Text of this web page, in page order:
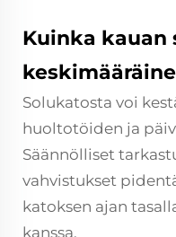
Kuinka kauan
Solukatosta voi
huoltotöiden ja
Säännölliset
vahvistukset
katoksen ajan
kanssa.